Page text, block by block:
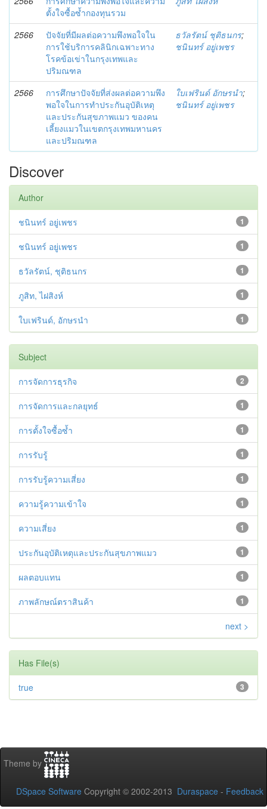
ตั้งใจซื้อซ้ำกองทุนรวม
2566
ปัจจัยที่มีผลต่อความพึงพอใจใน
การใช้บริการคลินิกเฉพาะทาง
โรคข้อเข่าในกรุงเทพและ
ปริมณฑล
ธวัลรัตน์ ชุติธนกร;
ชนินทร์ อยู่เพชร
2566
การศึกษาปัจจัยที่ส่งผลต่อความพึง
พอใจในการทำประกันอุบัติเหตุ
และประกันสุขภาพแมว ของคน
เลี้ยงแมวในเขตกรุงเทพมหานคร
และปริมณฑล
ใบเฟรินด์ อักษรนำ;
ชนินทร์ อยู่เพชร
Discover
Author
1
ชนินทร์ อยู่เพชร
1
ชนินทร์ อยู่เพชร
1
ธวัลรัตน์, ชุติธนกร
1
ภูสิท, ไฝสิงห์
1
ใบเฟรินด์, อักษรนำ
Subject
2
การจัดการธุรกิจ
1
การจัดการและกลยุทธ์
1
การตั้งใจซื้อซ้ำ
1
การรับรู้
1
การรับรู้ความเสี่ยง
1
ความรู้ความเข้าใจ
1
ความเสี่ยง
1
ประกันอุบัติเหตุและประกันสุขภาพแมว
1
ผลตอบแทน
1
ภาพลักษณ์ตราสินค้า
next >
Has File(s)
3
true
Theme by
DSpace Software Copyright © 2002-2013 Duraspace - Feedback